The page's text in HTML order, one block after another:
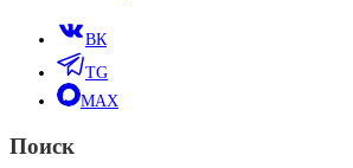
ВК
TG
MAX
Поиск